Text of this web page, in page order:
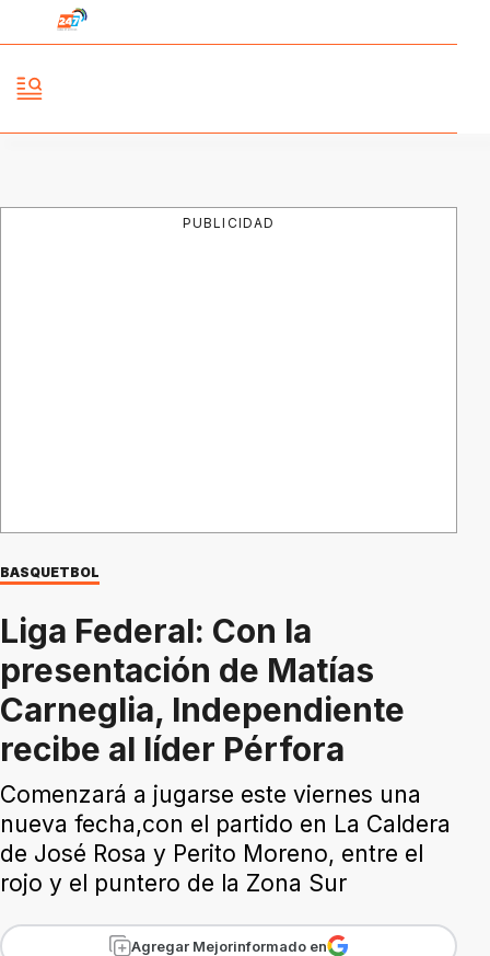
PUBLICIDAD
BASQUETBOL
Liga Federal: Con la
presentación de Matías
Carneglia, Independiente
recibe al líder Pérfora
Comenzará a jugarse este viernes una
nueva fecha,con el partido en La Caldera
de José Rosa y Perito Moreno, entre el
rojo y el puntero de la Zona Sur
Agregar Mejorinformado en